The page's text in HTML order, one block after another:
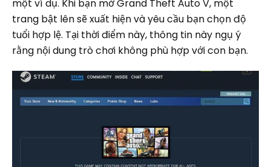
một ví dụ. Khi bạn mở Grand Theft Auto V, một
trang bật lên sẽ xuất hiện và yêu cầu bạn chọn độ
tuổi hợp lệ. Tại thời điểm này, thông tin này ngụ ý
rằng nội dung trò chơi không phù hợp với con bạn.